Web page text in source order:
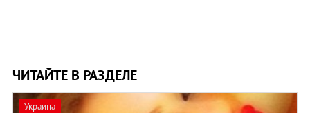
ЧИТАЙТЕ В РАЗДЕЛЕ
Украина